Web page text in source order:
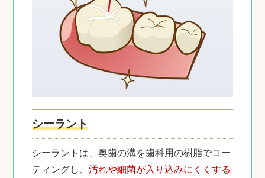
シーラント
シーラントは、奥歯の溝を歯科用の樹脂でコー
ティングし、汚れや細菌が入り込みにくくする